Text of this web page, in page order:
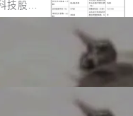
：LLM
能用来
者本身
技股份
，杭
售对
递同